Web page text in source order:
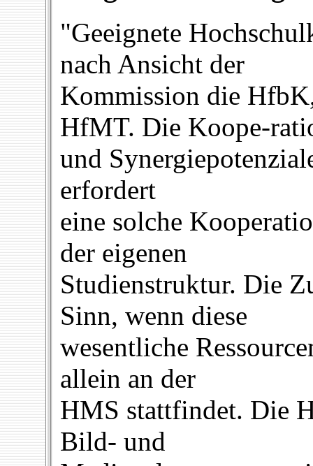
"Geeignete
nach Ansicht der
Kommission die
HfMT. Die Koope-
und
erfordert
eine solche
der eigenen
Studienstruktur. Die
Sinn, wenn diese
wesentliche
allein an der
HMS stattfindet. Die
Bild- und